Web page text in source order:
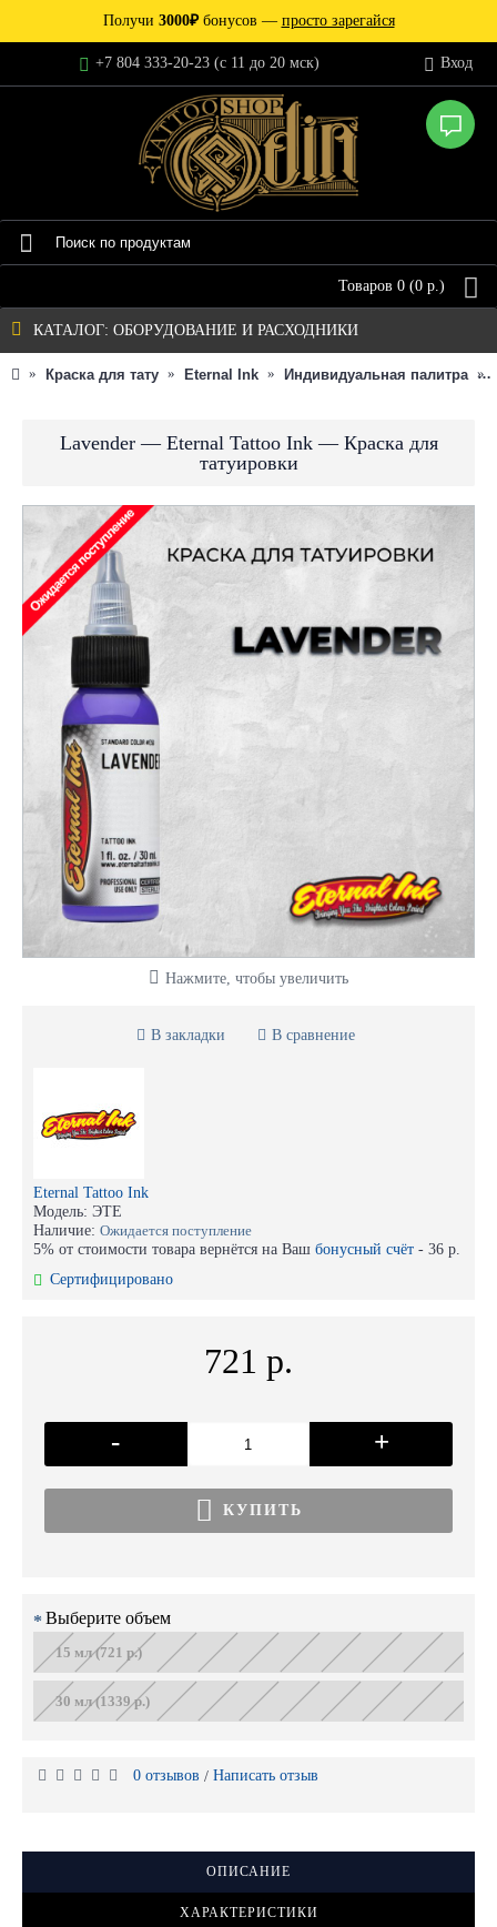
Получи 3000₽бонусов — просто зарегайся
+7 804 333-20-23 (c 11 до 20 мск) Вход
Товаров 0 (0 р.)
КАТАЛОГ: ОБОРУДОВАНИЕ И РАСХОДНИКИ
Краска для тату Eternal Ink Индивидуальная палитра
Lavender — Eternal Tattoo Ink — Краска для
татуировки
Нажмите, чтобы увеличить
В закладки В сравнение
Eternal Tattoo Ink
Модель: ЭТЕ
Наличие: Ожидается поступление
5% от стоимости товара вернётся на Ваш бонусный счёт - 36 р.
Сертифицировано
721 р.
- +
КУПИТЬ
Выберите объем
15 мл (721 р.)
30 мл (1339 р.)
0 отзывов / Написать отзыв
ОПИСАНИЕ
ХАРАКТЕРИСТИКИ